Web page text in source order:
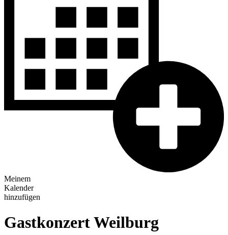
Meinem
Kalender
hinzufügen
Gastkonzert Weilburg